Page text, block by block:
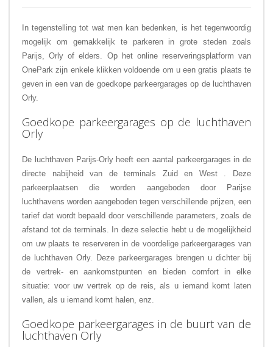
In tegenstelling tot wat men kan bedenken, is het tegenwoordig
mogelijk om gemakkelijk te parkeren in grote steden zoals
Parijs, Orly of elders. Op het online reserveringsplatform van
OnePark zijn enkele klikken voldoende om u een gratis plaats te
geven in een van de goedkope parkeergarages op de luchthaven
Orly.
Goedkope parkeergarages op de luchthaven
Orly
De luchthaven Parijs-Orly heeft een aantal parkeergarages in de
directe nabijheid van de terminals Zuid en West
. Deze
parkeerplaatsen die worden aangeboden door Parijse
luchthavens worden aangeboden tegen verschillende prijzen, een
tarief dat wordt bepaald door verschillende parameters, zoals de
afstand tot de terminals. In deze selectie hebt u de mogelijkheid
om uw plaats te reserveren in de voordelige parkeergarages van
de luchthaven Orly. Deze parkeergarages brengen u dichter bij
de vertrek- en aankomstpunten en bieden comfort in elke
situatie: voor uw vertrek op de reis, als u iemand komt laten
vallen, als u iemand komt halen, enz.
Goedkope parkeergarages in de buurt van de
luchthaven Orly